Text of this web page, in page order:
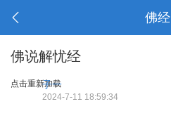
佛经
佛说解忧经
点击重新加载
子一
2024-7-11 18:59:34